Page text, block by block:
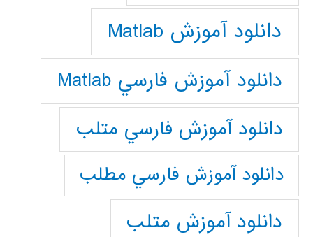
دانلود آموزش Matlab
دانلود آموزش فارسي Matlab
دانلود آموزش فارسي متلب
دانلود آموزش فارسي مطلب
دانلود آموزش متلب